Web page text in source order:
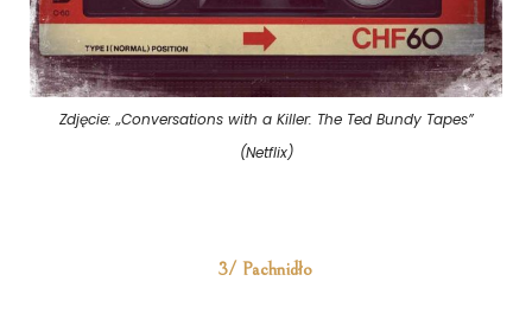
Zdjęcie: „Conversations with a Killer: The Ted Bundy Tapes”
(Netflix)
3/ Pachnidło